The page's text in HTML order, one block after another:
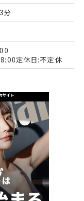
分
定休日:不定休
サイト